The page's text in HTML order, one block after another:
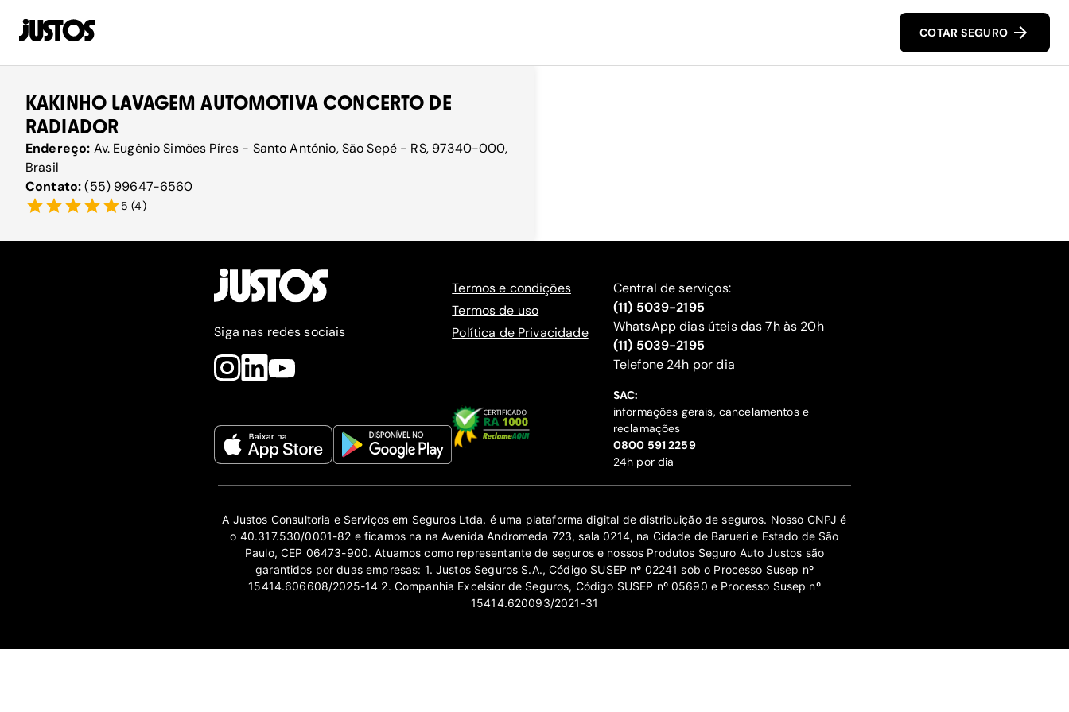
COTAR SEGURO
KAKINHO LAVAGEM AUTOMOTIVA CONCERTO DE
RADIADOR
Endereço: Av. Eugênio Simões Píres - Santo António, São Sepé - RS, 97340-000,
Brasil
Contato:(55) 99647-6560
5 (4)
Siga nas redes sociais
Termos e condições
Termos de uso
Política de Privacidade
Central de serviços:
(11) 5039-2195
WhatsApp dias úteis das 7h às 20h
(11) 5039-2195
‍Telefone 24h por dia
SAC:
informações gerais, cancelamentos e
reclamações
‍0800 591 2259
24h por dia
A Justos Consultoria e Serviços em Seguros Ltda. é uma plataforma digital de distribuição de seguros. Nosso CNPJ é
o 40.317.530/0001-82 e ficamos na na Avenida Andromeda 723, sala 0214, na Cidade de Barueri e Estado de São
Paulo, CEP 06473-900. Atuamos como representante de seguros e nossos Produtos Seguro Auto Justos são
garantidos por duas empresas: 1. Justos Seguros S.A., Código SUSEP nº 02241 sob o Processo Susep nº
15414.606608/2025-14 2. Companhia Excelsior de Seguros, Código SUSEP nº 05690 e Processo Susep nº
15414.620093/2021-31